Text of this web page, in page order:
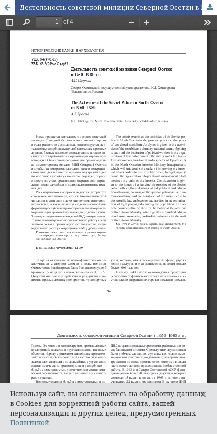
Деятельность советской милиции Северной Осетии в 1950–1980‑х гг.
Используя сайт, вы соглашаетесь на обработку данных
в Cookies для корректной работы сайта, вашей
персонализации и других целей, предусмотренных
Политикой
×